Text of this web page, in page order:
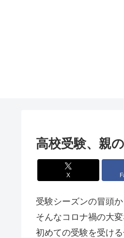
高校受験、親
X
受験シーズンの冒頭
そんなコロナ禍の大
初めての受験を受け